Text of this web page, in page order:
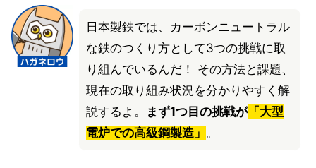
日本製鉄では、カーボンニュートラル
な鉄のつくり方として3つの挑戦に取
り組んでいるんだ！ その方法と課題、
現在の取り組み状況を分かりやすく解
説するよ。
まず1つ目の挑戦が 「大型
電炉での高級鋼製造」 。